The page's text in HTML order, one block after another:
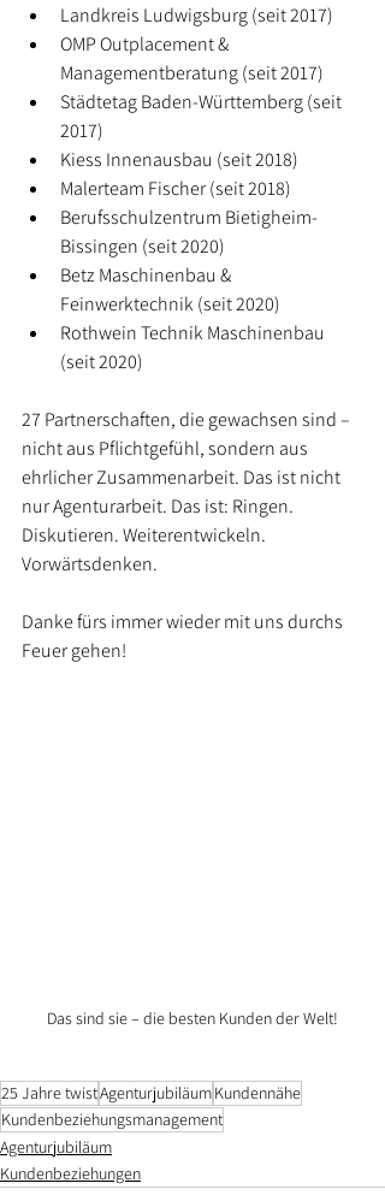
Landkreis Ludwigsburg (seit 2017)
OMP Outplacement &
Managementberatung (seit 2017)
Städtetag Baden-Württemberg (seit
2017)
Kiess Innenausbau (seit 2018)
Malerteam Fischer (seit 2018)
Berufsschulzentrum Bietigheim-
Bissingen (seit 2020)
Betz Maschinenbau &
Feinwerktechnik (seit 2020)
Rothwein Technik Maschinenbau
(seit 2020)
27 Partnerschaften, die gewachsen sind –
nicht aus Pflichtgefühl, sondern aus
ehrlicher Zusammenarbeit. Das ist nicht
nur Agenturarbeit. Das ist: Ringen.
Diskutieren. Weiterentwickeln.
Vorwärtsdenken.
Danke fürs immer wieder mit uns durchs
Feuer gehen!
Das sind sie – die besten Kunden der Welt!
25 Jahre twistAgenturjubiläumKundennähe
Kundenbeziehungsmanagement
Agenturjubiläum
Kundenbeziehungen